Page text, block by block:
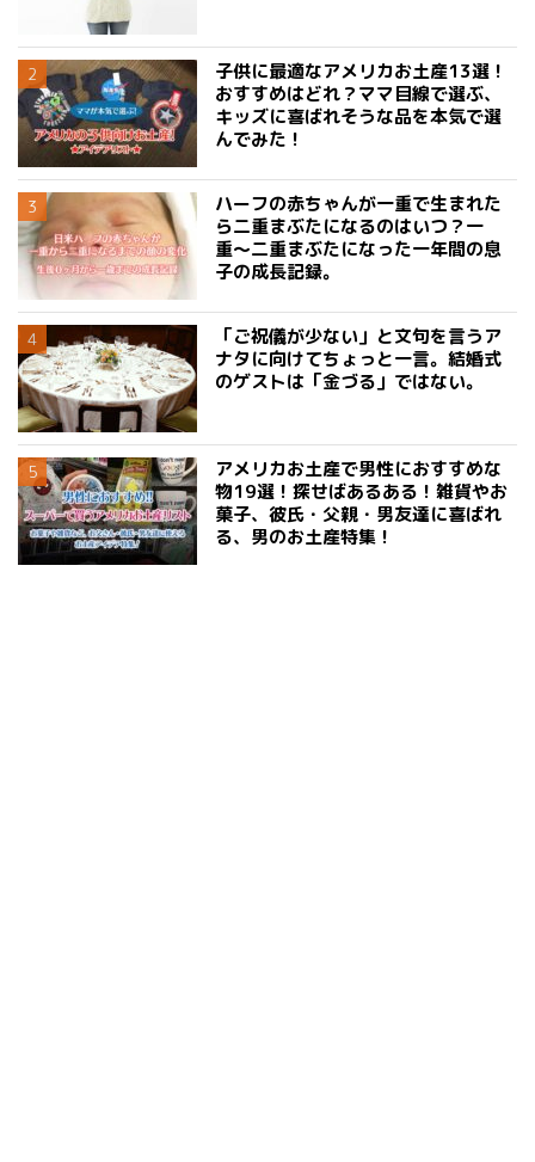
子供に最適なアメリカお土産13選！
おすすめはどれ？ママ目線で選ぶ、
キッズに喜ばれそうな品を本気で選
んでみた！
ハーフの赤ちゃんが一重で生まれた
ら二重まぶたになるのはいつ？一
重〜二重まぶたになった一年間の息
子の成長記録。
「ご祝儀が少ない」と文句を言うア
ナタに向けてちょっと一言。結婚式
のゲストは「金づる」ではない。
アメリカお土産で男性におすすめな
物19選！探せばあるある！雑貨やお
菓子、彼氏・父親・男友達に喜ばれ
る、男のお土産特集！